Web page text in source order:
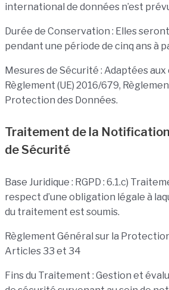
international de données n’est
Durée de Conservation : Elles
pendant une période de cinq ans à
Mesures de Sécurité : Adaptées
Règlement (UE) 2016/679,
Protection des Données.
Traitement de la
de Sécurité
Base Juridique : RGPD : 6.1.c)
respect d’une obligation légale à
du traitement est soumis.
Règlement Général sur la
Articles 33 et 34
Fins du Traitement : Gestion et